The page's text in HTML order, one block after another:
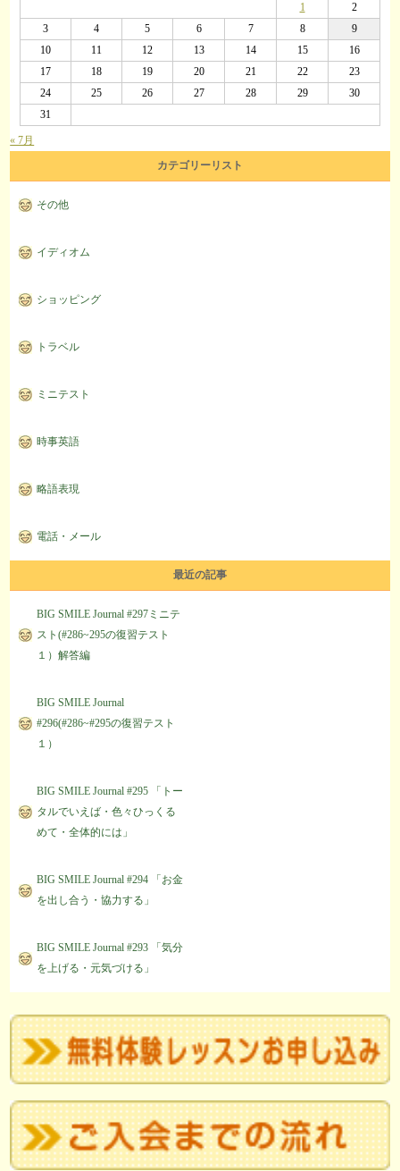
1
2
3
4 5 6 7 8
9
10
11 12 13 14 15
16
17
18 19 20 21 22
23
24
25 26 27 28 29
30
31
« 7月
カテゴリーリスト
その他
イディオム
ショッピング
トラベル
ミニテスト
時事英語
略語表現
電話・メール
最近の記事
BIG SMILE Journal #297ミニテ
スト(#286~295の復習テスト
１）解答編
BIG SMILE Journal
#296(#286~#295の復習テスト
１）
BIG SMILE Journal #295 「トー
タルでいえば・色々ひっくる
めて・全体的には」
BIG SMILE Journal #294 「お金
を出し合う・協力する」
BIG SMILE Journal #293 「気分
を上げる・元気づける」